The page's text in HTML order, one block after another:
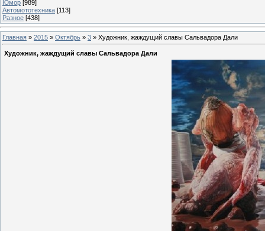
Юмор [989]
Автомототехника [113]
Разное [438]
Главная » 2015 » Октябрь » 3 » Художник, жаждущий славы Сальвадора Дали
Художник, жаждущий славы Сальвадора Дали